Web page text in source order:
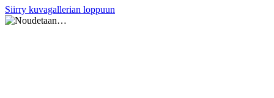
Siirry kuvagallerian loppuun